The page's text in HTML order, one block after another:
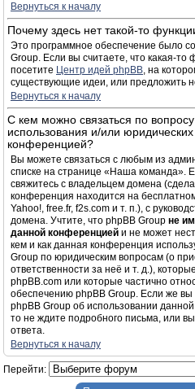
Вернуться к началу
Почему здесь нет такой-то
Это программное обеспечение было
Group. Если вы считаете, что какая-
посетите Центр идей phpBB, на
существующие идеи, или предложить
Вернуться к началу
С кем можно связаться по вопросу
использования и/или
конференцией?
Вы можете связаться с любым из
списке на странице «Наша команда».
свяжитесь с владельцем домена
конференция находится на
Yahoo!, free.fr, f2s.com и т. п.), с
домена. Учтите, что phpBB Group не
данной конференцией и не может
кем и как данная конференция
Group по юридическим вопросам (о
ответственности за неё и т. д.), которые
phpBB.com или которые частично
обеспечению phpBB Group. Если же
phpBB Group об использовании
то не ждите подробного письма, или
ответа.
Вернуться к началу
Перейти: